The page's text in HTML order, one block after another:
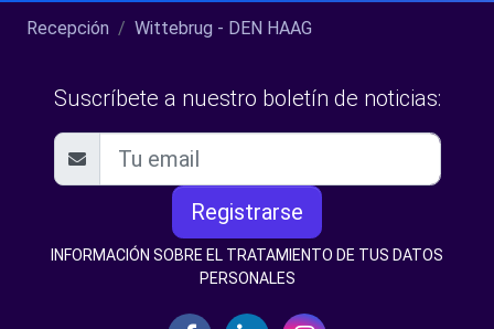
Recepción Wittebrug - DEN HAAG
Suscríbete a nuestro boletín de noticias:
Registrarse
INFORMACIÓN SOBRE EL TRATAMIENTO DE TUS DATOS
PERSONALES